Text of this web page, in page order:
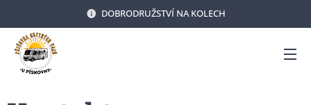
DOBRODRUŽSTVÍ NA KOLECH